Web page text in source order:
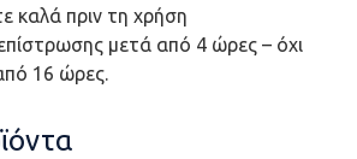
καλά πριν τη χρήση
μετά από 4 ώρες – όχι
16 ώρες.